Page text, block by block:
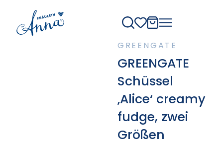
GREENGATE
GREENGATE
Schüssel
‚Alice‘ creamy
fudge, zwei
Größen